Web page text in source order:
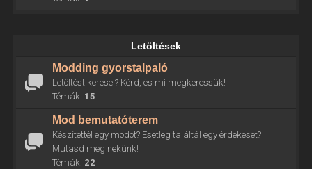
Letöltések
Modding gyorstalpaló
Letöltést keresel? Kérd, és mi megkeressük!
Témák: 15
Mod bemutatóterem
Készítettél egy modot? Esetleg találtál egy érdekeset?
Mutasd meg nekünk!
Témák: 22